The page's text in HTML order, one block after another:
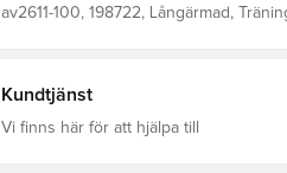
av2611-100, 198722, Långärmad,
Kundtjänst
Vi finns här för att hjälpa till